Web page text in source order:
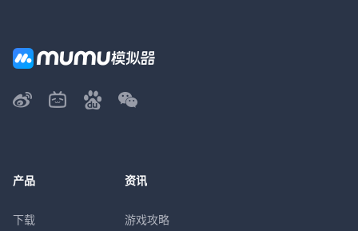
产品
下载
资讯
游戏攻略